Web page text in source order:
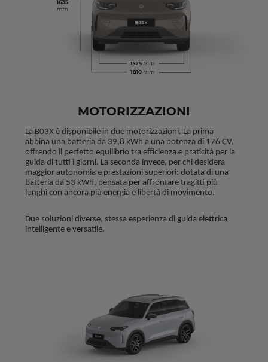
MOTORIZZAZIONI
La B03X è disponibile in due motorizzazioni. La prima
abbina una batteria da 39,8 kWh a una potenza di 176 CV,
offrendo il perfetto equilibrio tra efficienza e praticità per la
guida di tutti i giorni. La seconda invece, per chi desidera
maggior autonomia e prestazioni superiori: dotata di una
batteria da 53 kWh, pensata per affrontare tragitti più
lunghi con ancora più energia e libertà di movimento.
Due soluzioni diverse, stessa esperienza di guida elettrica
intelligente e versatile.